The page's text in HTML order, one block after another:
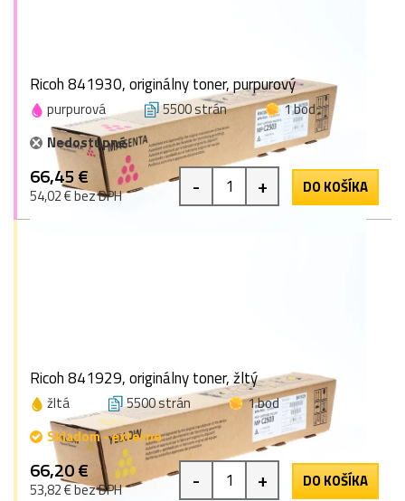
Ricoh 841930, originálny toner, purpurový
purpurová 5500 strán
1 bod
Nedostupné
66,45 €
54,02 € bez DPH - + DO KOŠÍKA
Ricoh 841929, originálny toner, žltý
žltá 5500 strán
1 bod
Skladom - externe
66,20 €
53,82 € bez DPH - + DO KOŠÍKA